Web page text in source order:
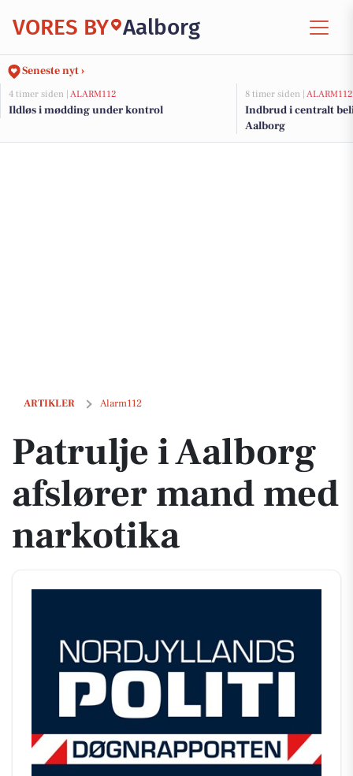
VORES BY Aalborg
Seneste nyt ›
4 timer siden | ALARM112
Ildløs i mødding under kontrol
8 timer siden | ALARM112
Indbrud i centralt
Aalborg
ARTIKLER Alarm112
Patrulje i Aalborg afslører mand med narkotika
Patrulje i Aalborg
afslører mand med
narkotika